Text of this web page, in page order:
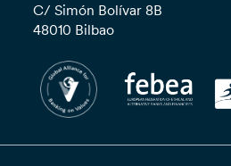
C/ Simón Bolívar 8B
48010 Bilbao